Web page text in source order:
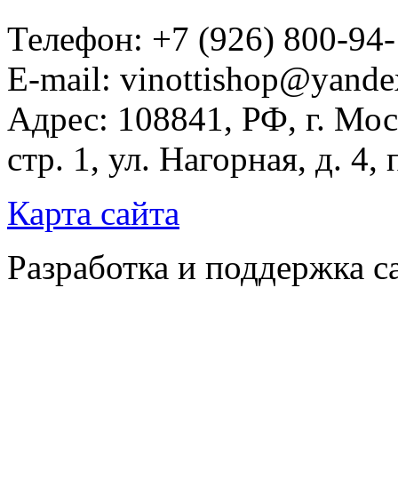
Телефон: +7 (926) 800-
E-mail:
Адрес: 108841, РФ, г.
стр. 1, ул. Нагорная, д.
Карта сайта
Разработка и поддержка